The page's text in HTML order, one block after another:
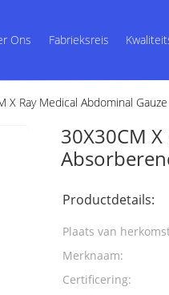
Ons Fabrieksreis
X Ray Medical Abdominal
30X30CM
Productdetails:
Plaats van
Merknaam:
Certificering: